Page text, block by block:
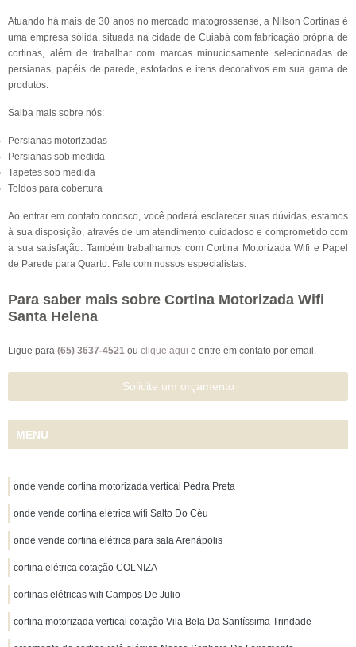
Atuando há mais de 30 anos no mercado matogrossense, a Nilson Cortinas é
uma empresa sólida, situada na cidade de Cuiabá com fabricação própria de
cortinas, além de trabalhar com marcas minuciosamente selecionadas de
persianas, papéis de parede, estofados e itens decorativos em sua gama de
produtos.
Saiba mais sobre nós:
Persianas motorizadas
Persianas sob medida
Tapetes sob medida
Toldos para cobertura
Ao entrar em contato conosco, você poderá esclarecer suas dúvidas, estamos
à sua disposição, através de um atendimento cuidadoso e comprometido com
a sua satisfação. Também trabalhamos com Cortina Motorizada Wifi e Papel
de Parede para Quarto. Fale com nossos especialistas.
Para saber mais sobre Cortina Motorizada Wifi
Santa Helena
Ligue para (65) 3637-4521 ou clique aqui e entre em contato por email.
Solicite um orçamento
MENU
onde vende cortina motorizada vertical Pedra Preta
onde vende cortina elétrica wifi Salto Do Céu
onde vende cortina elétrica para sala Arenápolis
cortina elétrica cotação COLNIZA
cortinas elétricas wifi Campos De Julio
cortina motorizada vertical cotação Vila Bela Da Santíssima Trindade